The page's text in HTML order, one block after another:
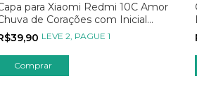
para Xiaomi Redmi 10C Amor
de Corações com Inicial
LEVE 2, PAGUE 1
Comprar